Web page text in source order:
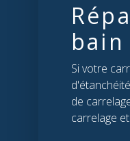
bain
Si votre
de
carrelage